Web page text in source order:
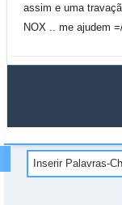
assim e uma
NOX .. me ajudem